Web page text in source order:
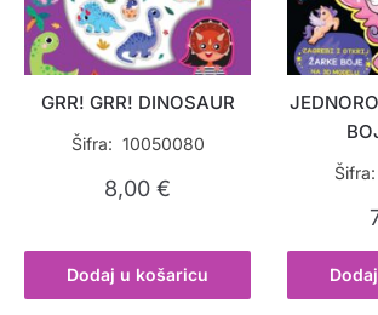
GRR! GRR! DINOSAUR
Šifra: 10050080
8,00€
Dodaj u košaricu